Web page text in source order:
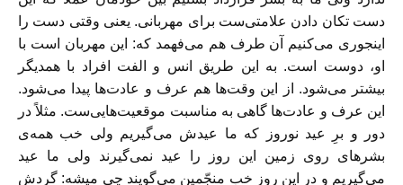
دست تکان دادن علامتی‌ست برای مهربانی. یعنی وقتی دست را
اینجوری می‌کنیم آن طرف هم می‌فهمد که: این مهربان است با
او، دوست است. به این طریق انس و الفت افراد با همدیگر
بیشتر می‌شود. از این وقت‌ها هم عرف و عادت‌ها پیدا می‌شود.
این عرف و عادت‌ها گاهی به مناسبت موقعیت‌هایی‌ست. مثلاً در
دور و برِ عید نوروز که ما عیدش می‌گیریم ولی خب همه‌ی
بشرهای روی زمین این روز را عید نمی‌گیرند ولی ما عید
می‌گیریم و در این روز خب منجّمین می‌گویند چی میشه: گردش